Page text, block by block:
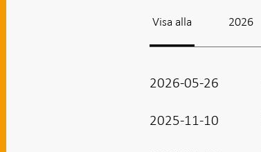
Visa alla 2026
2026-05-26
2025-11-10